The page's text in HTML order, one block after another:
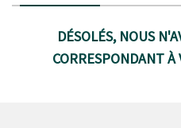
DÉSOLÉS, NOUS
CORRESPONDANT